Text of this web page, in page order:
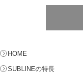
HOME
SUBLINEの特長